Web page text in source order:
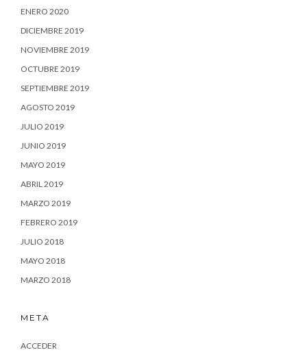
ENERO 2020
DICIEMBRE 2019
NOVIEMBRE 2019
OCTUBRE 2019
SEPTIEMBRE 2019
AGOSTO 2019
JULIO 2019
JUNIO 2019
MAYO 2019
ABRIL 2019
MARZO 2019
FEBRERO 2019
JULIO 2018
MAYO 2018
MARZO 2018
META
ACCEDER